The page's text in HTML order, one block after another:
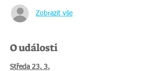
Zobrazit vše
O události
Středa 23. 3.